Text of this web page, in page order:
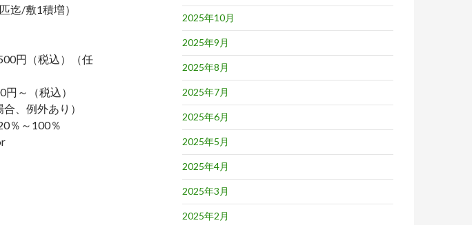
/敷1積増）
円（税込）（任
～（税込）
、例外あり）
％～100％
2025年10月
2025年9月
2025年8月
2025年7月
2025年6月
2025年5月
2025年4月
2025年3月
2025年2月